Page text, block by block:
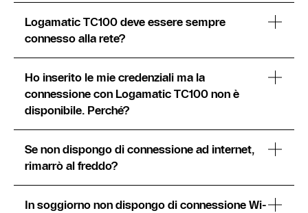
Logamatic TC100 deve essere sempre
connesso alla rete?
Ho inserito le mie credenziali ma la
connessione con Logamatic TC100 non è
disponibile. Perché?
Se non dispongo di connessione ad internet,
rimarrò al freddo?
In soggiorno non dispongo di connessione Wi-